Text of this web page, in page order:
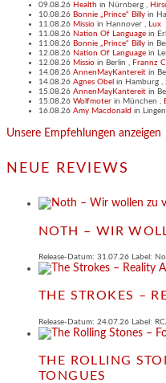
09.08.26 Health in Nürnberg ,
10.08.26 Bonnie „Prince“ Billy in
11.08.26 Missio in Hannover , Lux
11.08.26 Nation Of Language in
11.08.26 Bonnie „Prince“ Billy in
12.08.26 Nation Of Language in
12.08.26 Missio in Berlin , Frannz
14.08.26 AnnenMayKantereit in
14.08.26 Agnes Obel in Hamburg ,
15.08.26 AnnenMayKantereit in
15.08.26 Wolfmoter in München ,
16.08.26 Amy Macdonald in Lingen
Unsere Empfehlungen anzeigen
NEUE REVIEWS
NOTH – WIR
Release-Datum: 31.07.26 Label:
THE STROKES –
Release-Datum: 24.07.26 Label:
THE ROLLING
TONGUES